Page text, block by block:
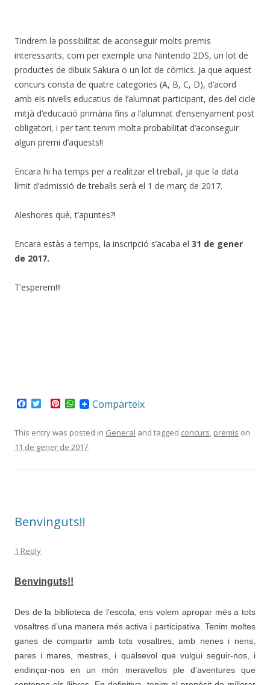
Tindrem la possibilitat de aconseguir molts premis
interessants, com per exemple una Nintendo 2DS, un lot de
productes de dibuix Sakura o un lot de còmics. Ja que aquest
concurs consta de quatre categories (A, B, C, D), d’acord
amb els nivells educatius de l’alumnat participant, des del cicle
mitjà d’educació primària fins a l’alumnat d’ensenyament post
obligatori, i per tant tenim molta probabilitat d’aconseguir
algun premi d’aquests!!
Encara hi ha temps per a realitzar el treball, ja que la data
límit d’admissió de treballs serà el 1 de març de 2017.
Aleshores què, t’apuntes?!
Encara estàs a temps, la inscripció s’acaba el 31 de gener
de 2017.
T’esperem!!!
e
b
o
t
e
P
t
e
r
W
h
t
s
A
Comparteix
This entry was posted in General and tagged concurs premis on
11 de gener de 2017.
Benvinguts!!
1 Reply
Benvinguts!!
Des de la biblioteca de l’escola, ens volem apropar més a tots
vosaltres d’una manera més activa i participativa. Tenim moltes
ganes de compartir amb tots vosaltres, amb nenes i nens,
pares i mares, mestres, i qualsevol que vulgui seguir-nos, i
endinçar-nos en un món meravellos ple d’aventures que